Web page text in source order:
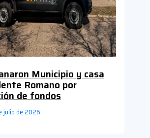
Municipio y casa
Romano por
de fondos
julio de 2026